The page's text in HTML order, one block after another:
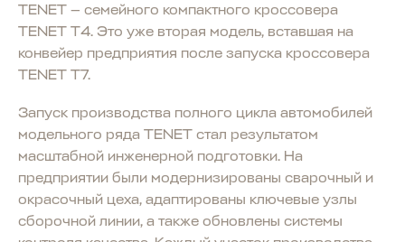
TENET — семейного компактного кроссовера
TENET T4. Это уже вторая модель, вставшая на
конвейер предприятия после запуска кроссовера
TENET T7.
Запуск производства полного цикла автомобилей
модельного ряда TENET стал результатом
масштабной инженерной подготовки. На
предприятии были модернизированы сварочный и
окрасочный цеха, адаптированы ключевые узлы
сборочной линии, а также обновлены системы